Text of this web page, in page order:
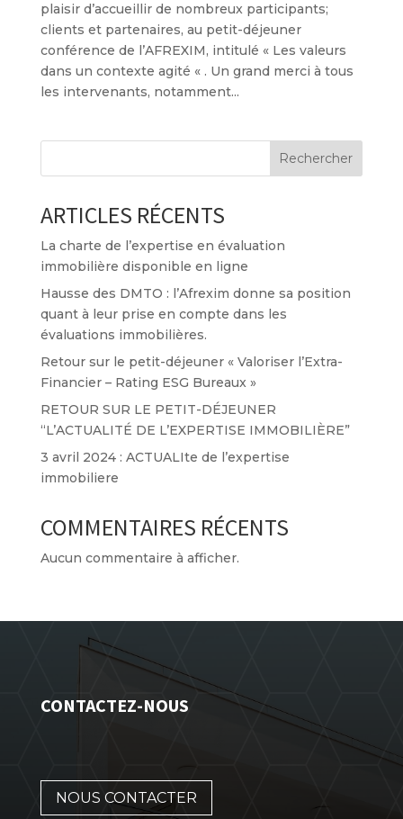
plaisir d’accueillir de nombreux participants;
clients et partenaires, au petit-déjeuner
conférence de l’AFREXIM, intitulé « Les valeurs
dans un contexte agité « . Un grand merci à tous
les intervenants, notamment...
Rechercher
ARTICLES RÉCENTS
La charte de l’expertise en évaluation
immobilière disponible en ligne
Hausse des DMTO : l’Afrexim donne sa position
quant à leur prise en compte dans les
évaluations immobilières.
Retour sur le petit-déjeuner « Valoriser l’Extra-
Financier – Rating ESG Bureaux »
RETOUR SUR LE PETIT-DÉJEUNER
“L’ACTUALITÉ DE L’EXPERTISE IMMOBILIÈRE”
3 avril 2024 : ACTUALIte de l’expertise
immobiliere
COMMENTAIRES RÉCENTS
Aucun commentaire à afficher.
CONTACTEZ-NOUS
NOUS CONTACTER